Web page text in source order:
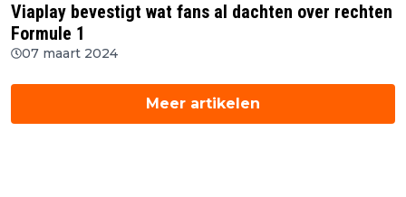
Viaplay bevestigt wat fans al dachten over rechten
Formule 1
07 maart 2024
Meer artikelen